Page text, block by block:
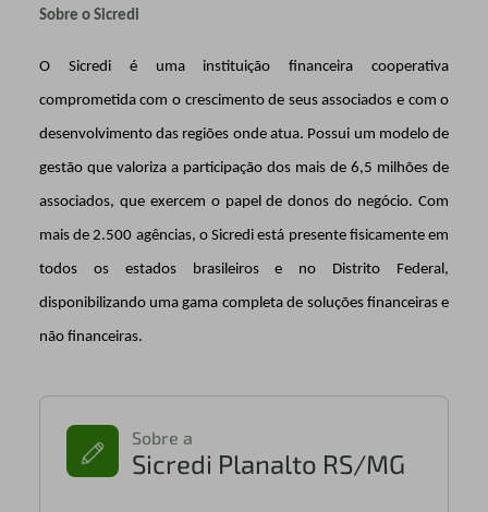
Sobre o Sicredi
O Sicredi é uma instituição financeira cooperativa
comprometida com o crescimento de seus associados e com o
desenvolvimento das regiões onde atua. Possui um modelo de
gestão que valoriza a participação dos mais de 6,5 milhões de
associados, que exercem o papel de donos do negócio. Com
mais de 2.500 agências, o Sicredi está presente fisicamente em
todos os estados brasileiros e no Distrito Federal,
disponibilizando uma gama completa de soluções financeiras e
não financeiras.
Sobre a
Sicredi Planalto RS/MG